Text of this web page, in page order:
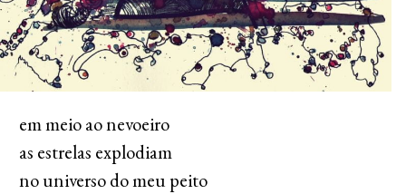
em meio ao nevoeiro
as estrelas explodiam
no universo do meu peito